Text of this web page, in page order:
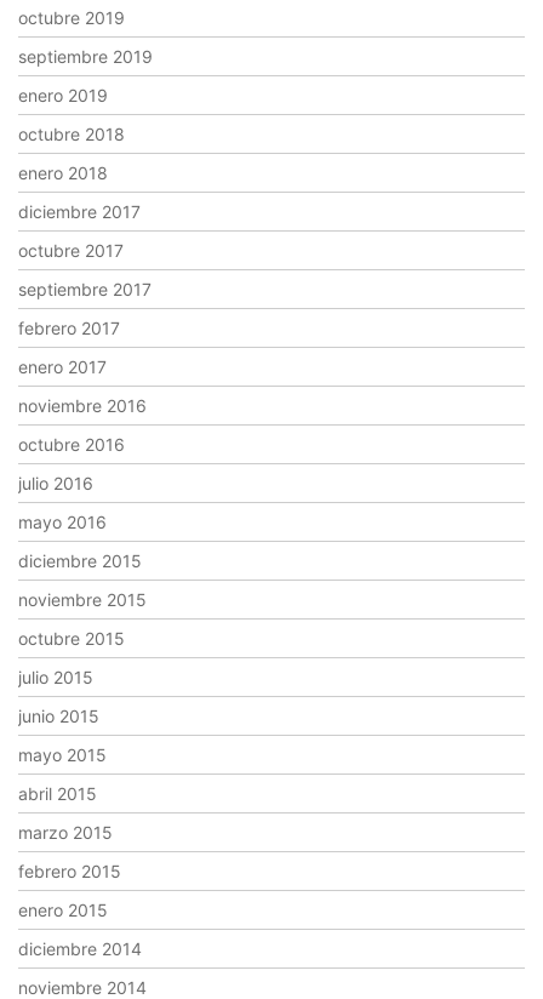
octubre 2019
septiembre 2019
enero 2019
octubre 2018
enero 2018
diciembre 2017
octubre 2017
septiembre 2017
febrero 2017
enero 2017
noviembre 2016
octubre 2016
julio 2016
mayo 2016
diciembre 2015
noviembre 2015
octubre 2015
julio 2015
junio 2015
mayo 2015
abril 2015
marzo 2015
febrero 2015
enero 2015
diciembre 2014
noviembre 2014